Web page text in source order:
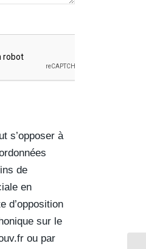
s’opposer à
de
en
d’opposition
sur le
ou par